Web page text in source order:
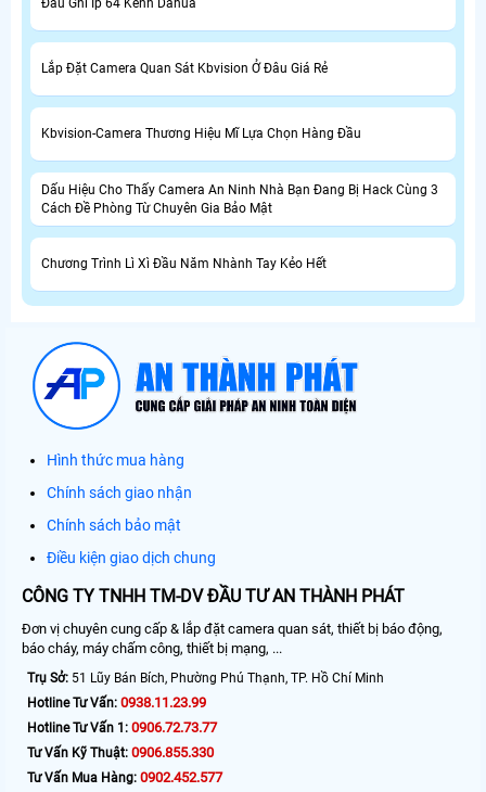
Đầu Ghi Ip 64 Kênh Dahua
Lắp Đặt Camera Quan Sát Kbvision Ở Đâu Giá Rẻ
Kbvision-Camera Thương Hiệu Mĩ Lựa Chọn Hàng Đầu
Dấu Hiệu Cho Thấy Camera An Ninh Nhà Bạn Đang Bị Hack Cùng 3
Cách Đề Phòng Từ Chuyên Gia Bảo Mật
Chương Trình Lì Xì Đầu Năm Nhành Tay Kẻo Hết
Hình thức mua hàng
Chính sách giao nhận
Chính sách bảo mật
Điều kiện giao dịch chung
CÔNG TY TNHH TM-DV ĐẦU TƯ AN THÀNH PHÁT
Đơn vị chuyên cung cấp & lắp đặt camera quan sát, thiết bị báo động,
báo cháy, máy chấm công, thiết bị mạng, ...
Trụ Sở: 51 Lũy Bán Bích, Phường Phú Thạnh, TP. Hồ Chí Minh
Hotline Tư Vấn: 0938.11.23.99
Hotline Tư Vấn 1: 0906.72.73.77
Tư Vấn Kỹ Thuật: 0906.855.330
Tư Vấn Mua Hàng: 0902.452.577